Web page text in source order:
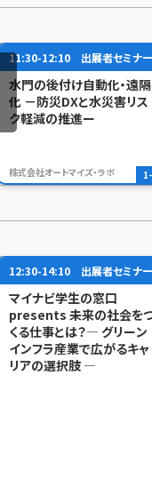
11:30-12:10 出展者セミナー
水門の後付け自動化・遠隔
化 －防災DXと水災害リス
ク軽減の推進ー
株式会社オートマイズ・ラボ
12:30-14:10 出展者セミナー
マイナビ学生の窓口
presents 未来の社会を
くる仕事とは？― グリーン
インフラ産業で広がるキャ
リアの選択肢 ―